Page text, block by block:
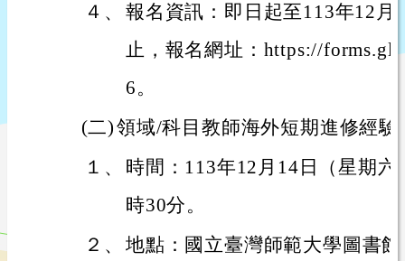
４、 報名資訊：即日起至113年12月
止，報名網址：https://
6。
(二)領域/科目教師海外短期進修經驗
１、
時間：113年12月14日（星期
時30分。
２、 地點：國立臺灣師範大學圖書